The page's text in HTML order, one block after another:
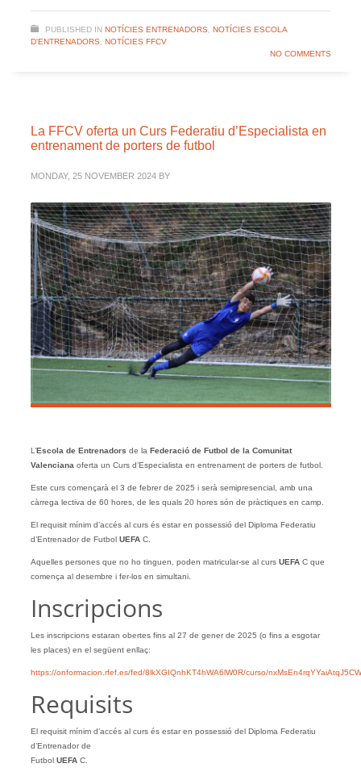
PUBLISHED IN NOTÍCIES ENTRENADORS, NOTÍCIES ESCOLA
D'ENTRENADORS, NOTÍCIES FFCV
NO COMMENTS
La FFCV oferta un Curs Federatiu d’Especialista en
entrenament de porters de futbol
MONDAY, 25 NOVEMBER 2024 BY
L’Escola de Entrenadors de la Federació de Futbol de la Comunitat
Valenciana oferta un Curs d’Especialista en entrenament de porters de futbol.
Este curs començarà el 3 de febrer de 2025 i serà semipresencial, amb una
càrrega lectiva de 60 hores, de les quals 20 hores són de pràctiques en camp.
El requisit mínim d’accés al curs és estar en possessió del Diploma Federatiu
d’Entrenador de Futbol UEFA C.
Aquelles persones que no ho tinguen, poden matricular-se al curs UEFA C que
comença al desembre i fer-los en simultani.
Inscripcions
Les inscripcions estaran obertes fins al 27 de gener de 2025 (o fins a esgotar
les places) en el següent enllaç:
https://onformacion.rfef.es/fed/8lkXGIQnhKT4hWA6lW0R/curso/nxMsEn4rqYYaiAtqJ5CW
Requisits
El requisit mínim d’accés al curs és estar en possessió del Diploma Federatiu
d’Entrenador de
Futbol UEFA C.